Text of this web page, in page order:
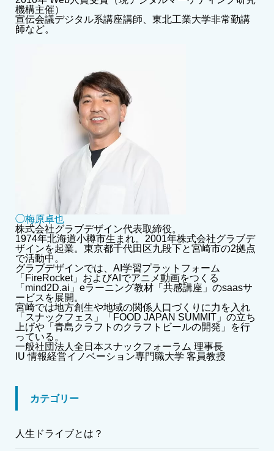
機構主催）
宣伝会議デジタル系講座講師、東北工業大学非常勤講
師など。
◯梅原卓也
株式会社グラブデザイン代表取締役。
1974年北海道小樽市生まれ。2001年株式会社グラブデ
ザインを起業。東京都千代田区九段下と宮崎市の2拠点
で活動中。
グラブデザインでは、AI学習プラットフォーム
「FireRocket」およびAIでアニメ動画をつくる
「mind2D.ai」eラーニング教材「共感講座」のsaasサ
ービスを展開。
宮崎では地方創生や地域の関係人口づくりに力を入れ
「スナックフェス」「FOOD JAPAN SUMMIT」の立ち
上げや「青島クラフトのクラフトビールの開発」を行
っている。
一般社団法人全日本スナックフォーラム 理事長
IU 情報経営イノベーション専門職大学 客員教授
カテゴリー
人生ドライブとは？